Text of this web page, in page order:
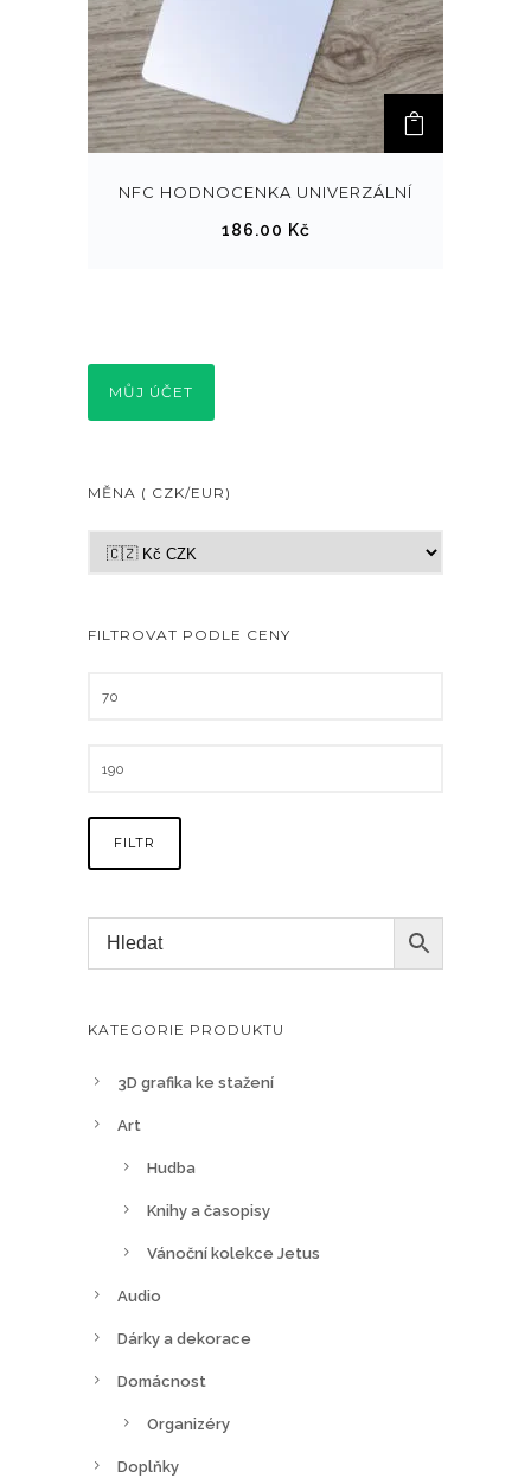
NFC HODNOCENKA UNIVERZÁLNÍ
186.00 Kč
MŮJ ÚČET
MĚNA ( CZK/EUR)
FILTROVAT PODLE CENY
FILTR
KATEGORIE PRODUKTU
3D grafika ke stažení
Art
Hudba
Knihy a časopisy
Vánoční kolekce Jetus
Audio
Dárky a dekorace
Domácnost
Organizéry
Doplňky